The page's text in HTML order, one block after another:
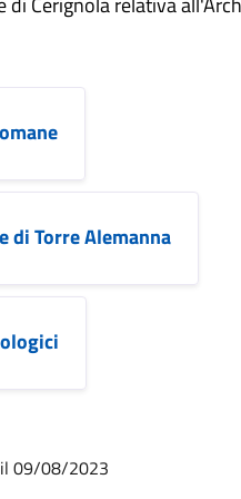
di Torre Alemanna
il 09/08/2023